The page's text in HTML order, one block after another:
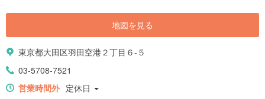
地図を見る
東京都大田区羽田空港２丁目６-５
03-5708-7521
営業時間外 定休日